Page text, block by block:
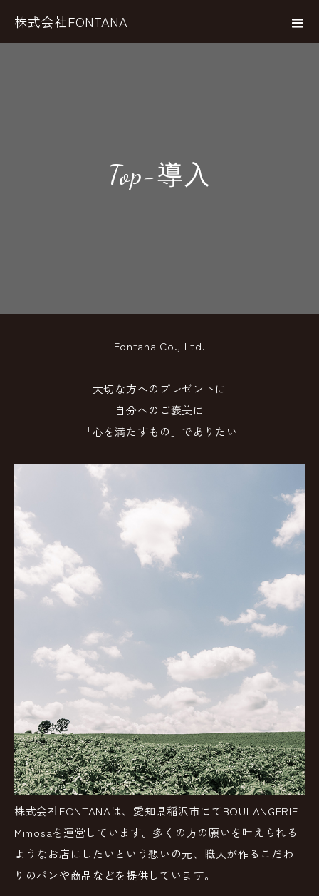
株式会社FONTANA
Top-導入
Fontana Co., Ltd.
大切な方へのプレゼントに
自分へのご褒美に
「心を満たすもの」でありたい
株式会社FONTANAは、愛知県稲沢市にてBOULANGERIE
Mimosaを運営しています。多くの方の願いを叶えられる
ようなお店にしたいという想いの元、職人が作るこだわ
りのパンや商品などを提供しています。